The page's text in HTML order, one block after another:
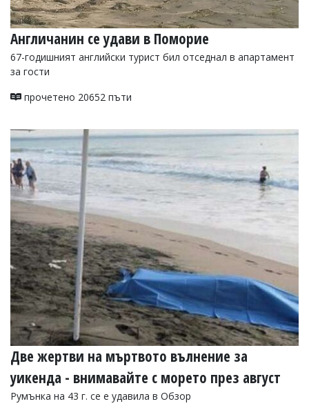
Англичанин се удави в Поморие
67-годишният английски турист бил отседнал в апартамент
за гости
прочетено 20652 пъти
Две жертви на мъртвото вълнение за
уикенда - внимавайте с морето през август
Румънка на 43 г. се е удавила в Обзор